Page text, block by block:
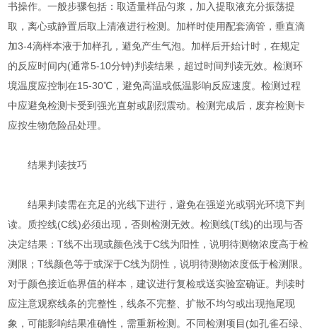
书操作。一般步骤包括：取适量样品匀浆，加入提取液充分振荡提
取，离心或静置后取上清液进行检测。加样时使用配套滴管，垂直滴
加3-4滴样本液于加样孔，避免产生气泡。加样后开始计时，在规定
的反应时间内(通常5-10分钟)判读结果，超过时间判读无效。检测环
境温度应控制在15-30℃，避免高温或低温影响反应速度。检测过程
中应避免检测卡受到强光直射或剧烈震动。检测完成后，废弃检测卡
应按生物危险品处理。
结果判读技巧
结果判读需在充足的光线下进行，避免在强逆光或弱光环境下判
读。质控线(C线)必须出现，否则检测无效。检测线(T线)的出现与否
决定结果：T线不出现或颜色浅于C线为阳性，说明待测物浓度高于检
测限；T线颜色等于或深于C线为阴性，说明待测物浓度低于检测限。
对于颜色接近临界值的样本，建议进行复检或送实验室确证。判读时
应注意观察线条的完整性，线条不完整、扩散不均匀或出现拖尾现
象，可能影响结果准确性，需重新检测。不同检测项目(如孔雀石绿、